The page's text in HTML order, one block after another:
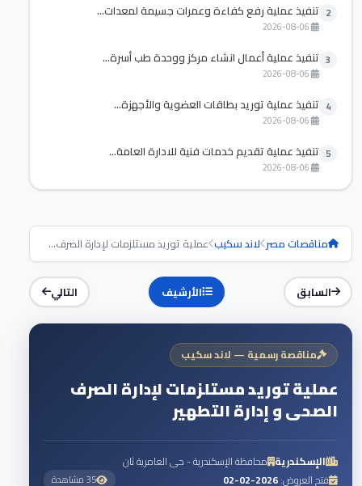
2 تنفيذ عملية رفع كفاءة وعمرات جسيمة لمعدات...
3 تنفيذ عملية أعمال انشاء مركز ووحدة طب أسرة...
4 تنفيذ عملية توريد بطاقات العضوية والأجهزة...
5 تنفيذ عملية تقديم خدمات فنية للادارة العامة...
مناقصات مصر لاند سكيب عملية توريد مستلزمات لإدارة الصرف...
السابق الأرشيف التالي
مناقصة رسمية — لاند سكيب
عملية توريد مستلزمات لإدارة الصرف
الصحى و إدارة التطهير
الإسكندرية محافظة الإسكندرية - حى العامرية ثان
فتح العروض:2026-02-02 35 مشاهدة